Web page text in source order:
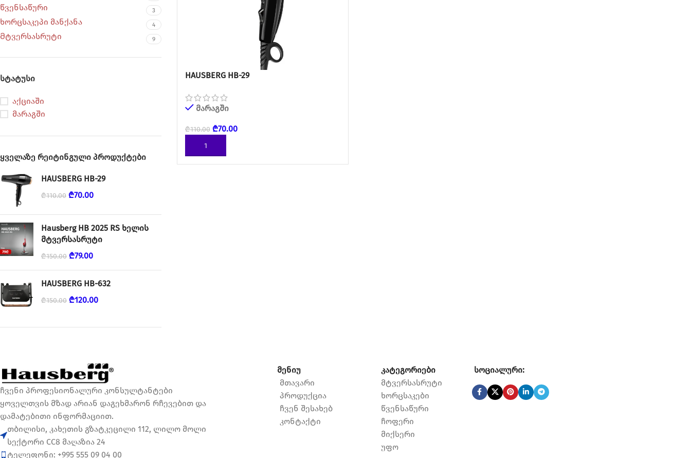
წვენსაწური 3
ხორცსაკეპი მანქანა 4
Მტვერსასრუტი 9
სტატუსი
აქციაში
მარაგში
ყველაზე რეიტინგული პროდუქტები
HAUSBERG HB-29
₾110.00 ₾70.00
Hausberg HB 2025 RS ხელის
მტვერსასრუტი
₾150.00 ₾79.00
HAUSBERG HB-632
₾150.00 ₾120.00
HAUSBERG HB-29
მარაგში
₾110.00 ₾70.00
ᲙᲐᲚᲐᲗᲐᲨᲘ ᲓᲐᲛᲐᲢᲔᲑᲐ
ჩვენი პროფესიონალური კონსულტანტები
ყოველთვის მზად არიან დაგეხმარონ რჩევებით და
დამატებითი ინფორმაციით.
თბილისი, კახეთის გზატკეცილი 112, ლილო მოლი
სექტორი CC8 მაღაზია 24
ტელეფონი: +995 555 09 04 00
მენიუ
მთავარი
პროდუქცია
ჩვენ შესახებ
კონტაქტი
კატეგორიები
მტვერსასრუტი
ხორცსაკები
წვენსაწური
ჩოფერი
მიქსერი
უფო
სოციალური: